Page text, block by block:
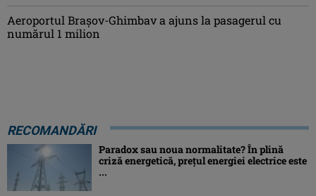
Aeroportul Brașov-Ghimbav a ajuns la pasagerul cu
numărul 1 milion
RECOMANDĂRI
Paradox sau noua normalitate? În plină
criză energetică, prețul energiei electrice este
...